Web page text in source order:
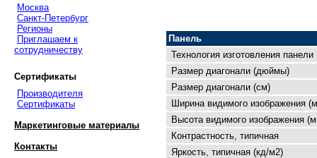
Москва
Санкт-Петербург
Регионы
Приглашаем к
сотрудничеству
Сертификаты
Производителя
Сертификаты
Маркетинговые материалы
Контакты
Панель
Технология изготовления панели
Размер диагонали (дюймы)
Размер диагонали (см)
Ширина видимого изображения
Высота видимого изображения
Контрастность, типичная
Яркость, типичная (кд/м2)